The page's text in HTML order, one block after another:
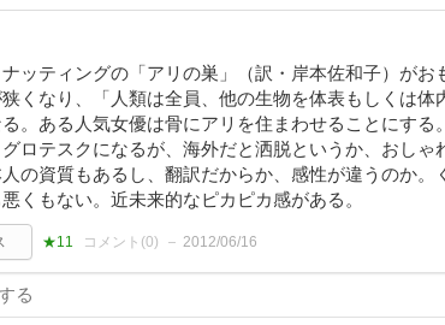
ッティングの「アリの巣」（訳・岸本佐和子）がお
くなり、「人類は全員、他の生物を体表もしくは体
。ある人気女優は骨にアリを住まわせることにする
グロテスクになるが、海外だと洒脱というか、おしゃ
の資質もあるし、翻訳だからか、感性が違うのか。
くもない。近未来的なピカピカ感がある。
★11 コメント(0) 2012/06/16